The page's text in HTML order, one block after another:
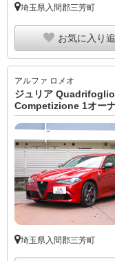
埼玉県入間郡三芳町
お気に入り
アルファ ロメオ
ジュリア
Competizione 1オー
埼玉県入間郡三芳町